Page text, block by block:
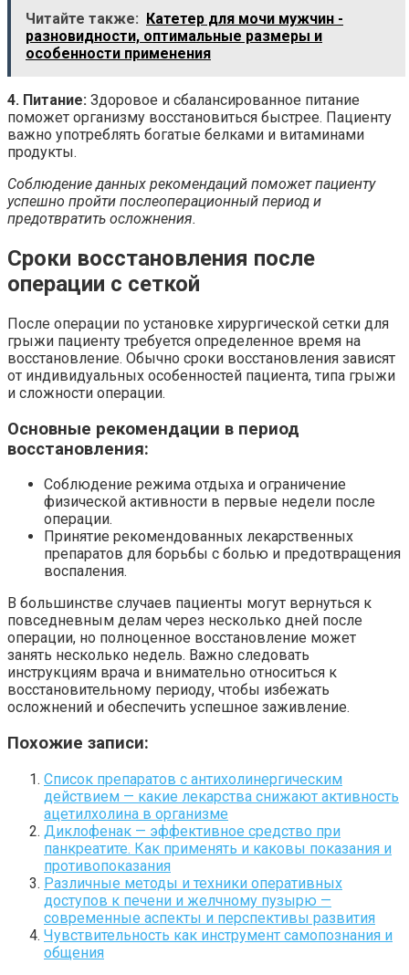
Читайте также:
Катетер для мочи мужчин -
разновидности, оптимальные размеры и
особенности применения
4. Питание: Здоровое и сбалансированное питание
поможет организму восстановиться быстрее. Пациенту
важно употреблять богатые белками и витаминами
продукты.
Соблюдение данных рекомендаций поможет пациенту
успешно пройти послеоперационный период и
предотвратить осложнения.
Сроки восстановления после
операции с сеткой
После операции по установке хирургической сетки для
грыжи пациенту требуется определенное время на
восстановление. Обычно сроки восстановления зависят
от индивидуальных особенностей пациента, типа грыжи
и сложности операции.
Основные рекомендации в период
восстановления:
Соблюдение режима отдыха и ограничение
физической активности в первые недели после
операции.
Принятие рекомендованных лекарственных
препаратов для борьбы с болью и предотвращения
воспаления.
В большинстве случаев пациенты могут вернуться к
повседневным делам через несколько дней после
операции, но полноценное восстановление может
занять несколько недель. Важно следовать
инструкциям врача и внимательно относиться к
восстановительному периоду, чтобы избежать
осложнений и обеспечить успешное заживление.
Похожие записи:
Список препаратов с антихолинергическим
действием — какие лекарства снижают активность
ацетилхолина в организме
Диклофенак — эффективное средство при
панкреатите. Как применять и каковы показания и
противопоказания
Различные методы и техники оперативных
доступов к печени и желчному пузырю —
современные аспекты и перспективы развития
Чувствительность как инструмент самопознания и
общения